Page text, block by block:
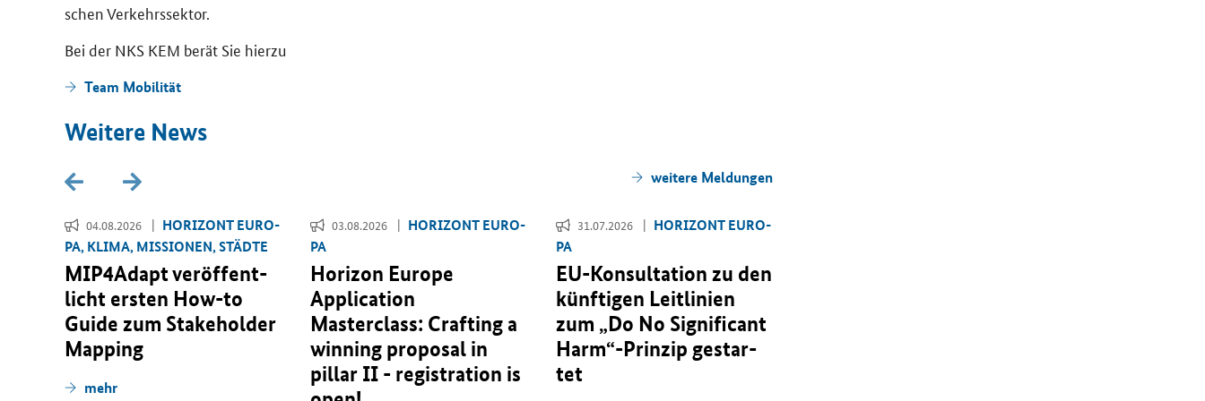
schen Ver­kehrs­sek­tor.
Bei der NKS KEM berät Sie hier­zu
Team Mo­bi­li­tät
Wei­te­re News
wei­te­re Mel­dun­gen
04.08.2026
HO­RI­ZONT EU­RO­
PA, KLIMA, MIS­SIO­NEN, STÄD­TE
MIP4Adapt ver­öf­fent­
licht ers­ten How-to
Guide zum Stakeholder
Mapping
mehr
03.08.2026
HO­RI­ZONT EU­RO­
PA
Horizon Europe
Application
Masterclass: Crafting a
winning proposal in
pillar II - registration is
31.07.2026
HO­RI­ZONT EU­RO­
PA
EU-​Konsultation zu den
künf­ti­gen Leit­li­ni­en
zum „Do No Significant
Harm“-​Prinzip ge­star­
tet